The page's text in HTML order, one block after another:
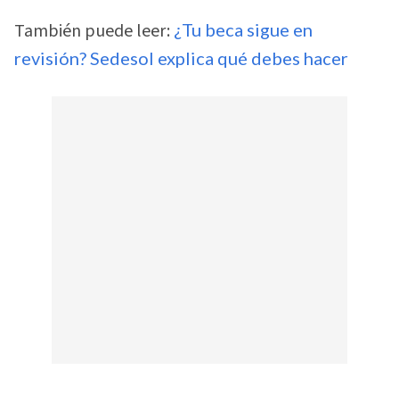
También puede leer: ¿Tu beca sigue en
revisión? Sedesol explica qué debes hacer